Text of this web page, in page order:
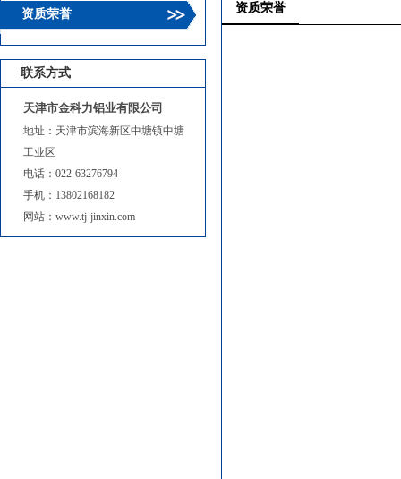
资质荣誉
联系方式
天津市金科力铝业有限公司
地址：天津市滨海新区中塘镇中塘
工业区
电话：022-63276794
手机：13802168182
网站：www.tj-jinxin.com
资质荣誉